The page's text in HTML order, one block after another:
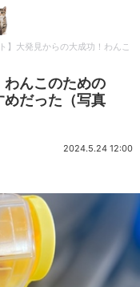
ト】大発見からの大成功！わんこ
わんこのための
めだった（写真
2024.5.24 12:00